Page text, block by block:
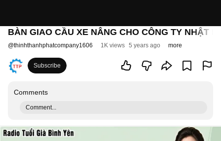
BÀN GIAO CẦU XE NÂNG CHO CÔNG TY NHẬT
@thinhthanhphatcompany1606 1K views 5 years ago more
Subscribe
Comments
Comment...